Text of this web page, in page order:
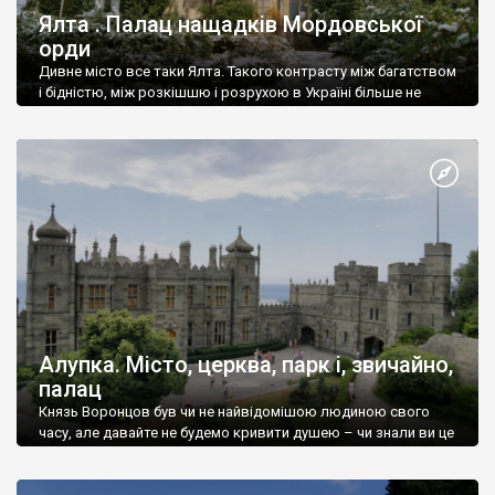
Ялта . Палац нащадків Мордовської
орди
Дивне місто все таки Ялта. Такого контрасту між багатством
і бідністю, між розкішшю і розрухою в Україні більше не
Алупка. Місто, церква, парк і, звичайно,
палац
Князь Воронцов був чи не найвідомішою людиною свого
часу, але давайте не будемо кривити душею – чи знали ви це